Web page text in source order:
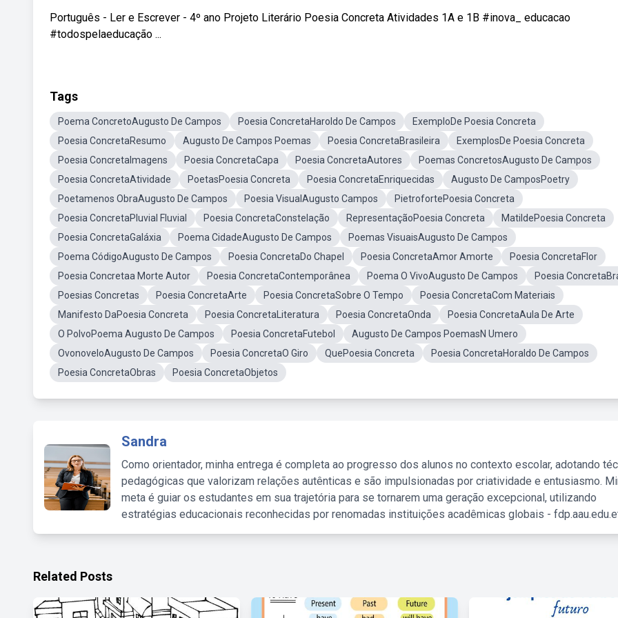
Português - Ler e Escrever - 4º ano Projeto Literário Poesia Concreta Atividades 1A e 1B #inova_ educacao
#todospelaeducação ...
Tags
Poema ConcretoAugusto De Campos Poesia ConcretaHaroldo De Campos
ExemploDe Poesia Concreta
Poesia ConcretaResumo
Augusto De Campos Poemas Poesia ConcretaBrasileira
ExemplosDe Poesia Concreta
Poesia ConcretaImagens
Poesia ConcretaCapa Poesia ConcretaAutores
Poemas ConcretosAugusto De Campos
Poesia ConcretaAtividade
PoetasPoesia Concreta Poesia ConcretaEnriquecidas
Augusto De CamposPoetry
Poetamenos ObraAugusto De Campos
Poesia VisualAugusto Campos
PietrofortePoesia Concreta
Poesia ConcretaPluvial Fluvial
Poesia ConcretaConstelação RepresentaçãoPoesia Concreta
MatildePoesia Concreta
Poesia ConcretaGaláxia
Poema CidadeAugusto De Campos
Poemas VisuaisAugusto De Campos
Poema CódigoAugusto De Campos
Poesia ConcretaDo Chapel Poesia ConcretaAmor Amorte
Poesia ConcretaFlor
Poesia Concretaa Morte Autor
Poesia ConcretaContemporânea Poema O VivoAugusto De Campos
Poesia
Poesias Concretas
Poesia ConcretaArte Poesia ConcretaSobre O Tempo
Poesia ConcretaCom Materiais
Manifesto DaPoesia Concreta
Poesia ConcretaLiteratura Poesia ConcretaOnda
Poesia ConcretaAula De Arte
O PolvoPoema Augusto De Campos
Poesia ConcretaFutebol
Augusto De Campos PoemasN Umero
OvonoveloAugusto De Campos
Poesia ConcretaO Giro QuePoesia Concreta
Poesia ConcretaHoraldo De Campos
Poesia ConcretaObras
Poesia ConcretaObjetos
Sandra
Como orientador, minha entrega é completa ao progresso dos alunos no contexto escolar, adotando
pedagógicas que valorizam relações autênticas e são impulsionadas por criatividade e entusiasmo.
meta é guiar os estudantes em sua trajetória para se tornarem uma geração excepcional, utilizando
estratégias educacionais reconhecidas por renomadas instituições acadêmicas globais -
Related Posts